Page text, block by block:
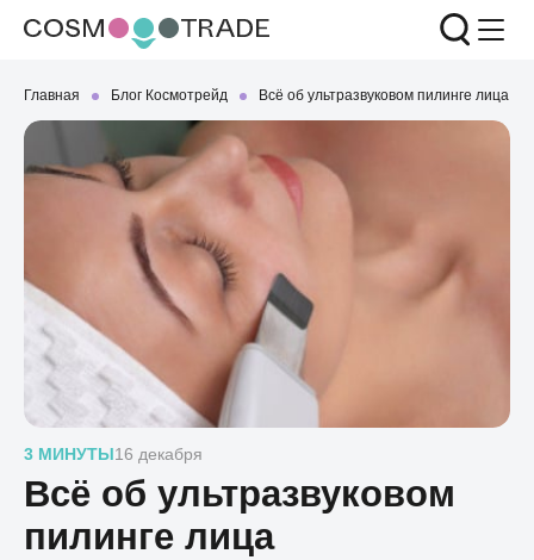
Главная Блог Космотрейд Всё об ультразвуковом пилинге лица
3 МИНУТЫ16 декабря
Всё об ультразвуковом
пилинге лица